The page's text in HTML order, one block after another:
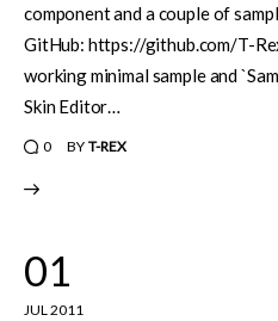
component and a couple of
GitHub: https://github.com/T-
working minimal sample and
Skin Editor…
0 BY T-REX
01
JUL 2011